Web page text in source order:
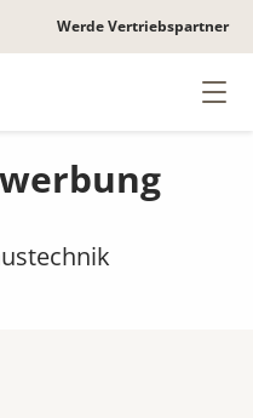
Werde Vertriebspartner